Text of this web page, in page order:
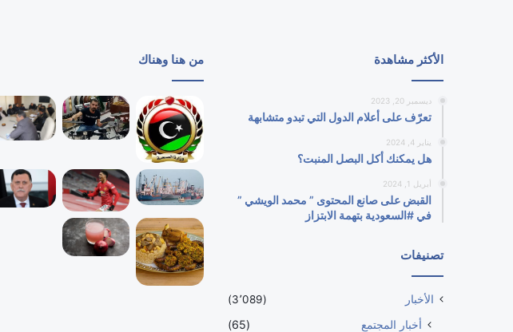
الأكثر مشاهدة
ديسمبر 20, 2023
تعرّف على أعلام الدول التي تبدو متشابهة
يناير 4, 2024
هل يمكنك أكل البصل المنبت؟
أبريل 1, 2024
القبض على صانع المحتوى ” محمد الويشي ”
في #السعودية بتهمة الابتزاز
تصنيفات
الأخبار (3٬089)
أخبار المجتمع
(65)
من هنا وهناك